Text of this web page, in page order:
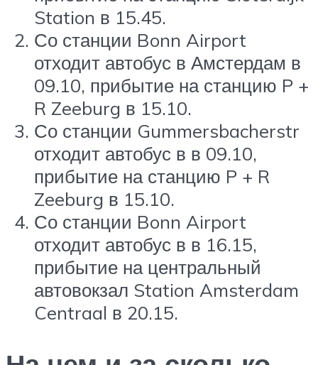
Station в 15.45.
Со станции Bonn Airport
отходит автобус в Амстердам в
09.10, прибытие на станцию P +
R Zeeburg в 15.10.
Со станции Gummersbacherstr
отходит автобус в в 09.10,
прибытие на станцию P + R
Zeeburg в 15.10.
Со станции Bonn Airport
отходит автобус в в 16.15,
прибытие на центральный
автовокзал Station Amsterdam
Centraal в 20.15.